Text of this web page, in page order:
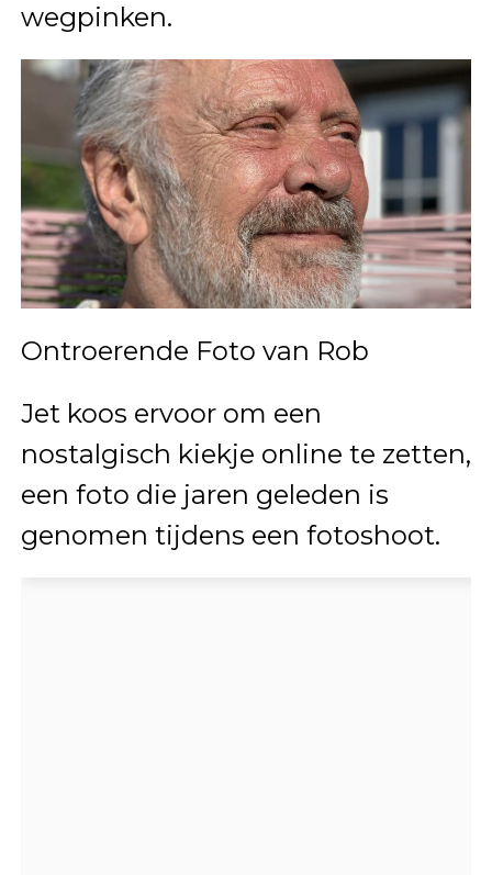
wegpinken.
Ontroerende Foto van Rob
Jet koos ervoor om een
nostalgisch kiekje online te zetten,
een foto die jaren geleden is
genomen tijdens een fotoshoot.